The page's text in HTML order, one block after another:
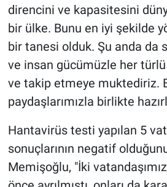
direncini ve kapasitesini
bir ülke. Bunu en iyi şekilde
bir tanesi olduk. Şu anda da
ve insan gücümüzle her türlü
ve takip etmeye muktediriz.
paydaşlarımızla birlikte
Hantavirüs testi yapılan 5
sonuçlarının negatif
Memişoğlu, "İki